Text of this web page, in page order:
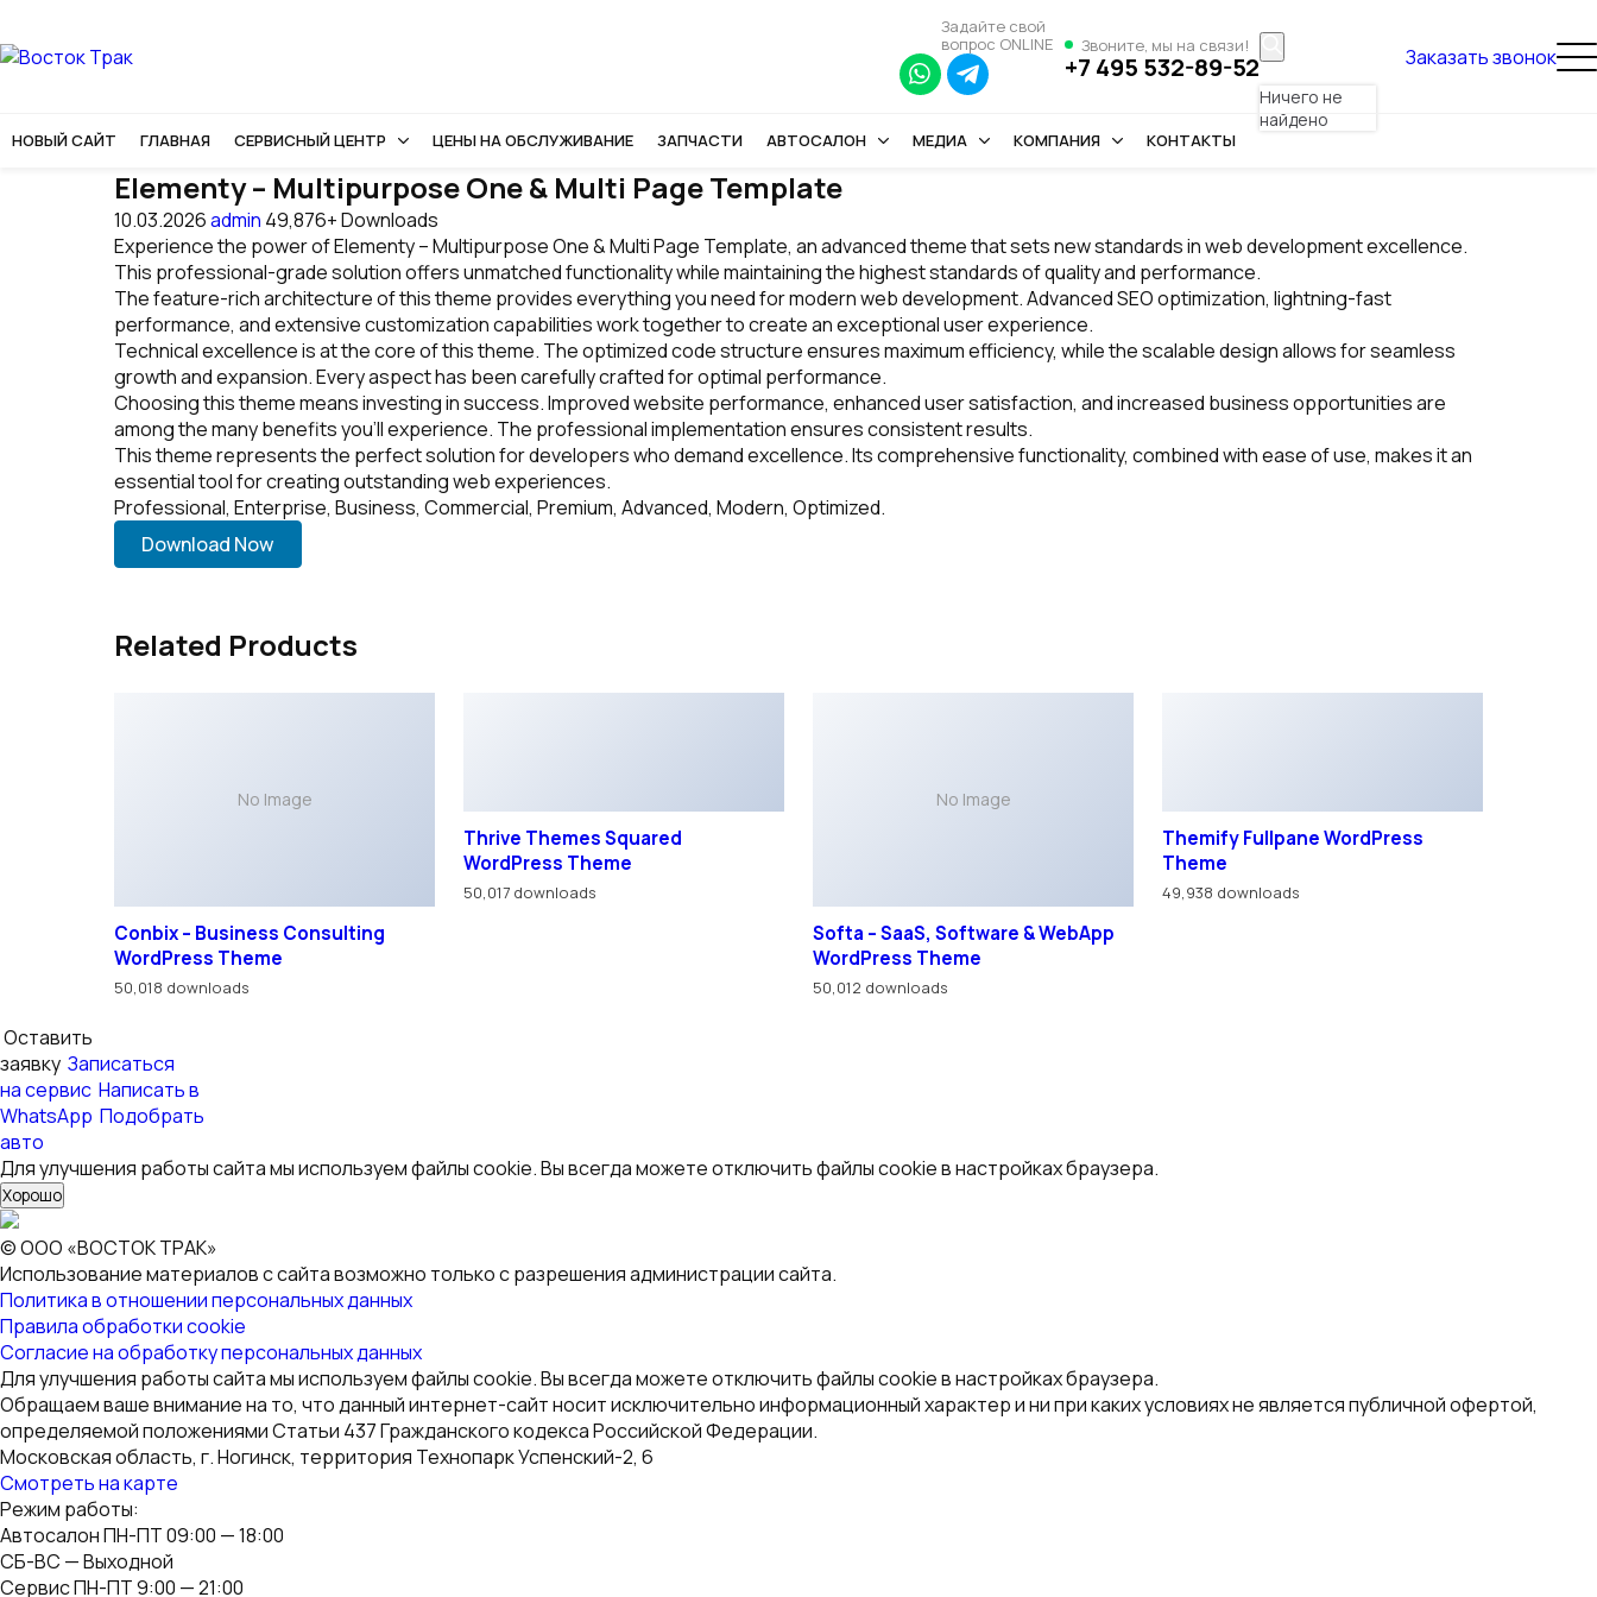
Задайте свой
вопрос ONLINE
Звоните, мы на связи!
+7 495 532-89-52
Ничего не
найдено
Заказать звонок
НОВЫЙ САЙТ ГЛАВНАЯ СЕРВИСНЫЙ ЦЕНТР ЦЕНЫ НА ОБСЛУЖИВАНИЕ ЗАПЧАСТИ АВТОСАЛОН МЕДИА КОМПАНИЯ КОНТАКТЫ
Elementy – Multipurpose One & Multi Page Template
10.03.2026admin 49,876+ Downloads
Experience the power of Elementy – Multipurpose One & Multi Page Template, an advanced theme that sets new standards in web development excellence.
This professional-grade solution offers unmatched functionality while maintaining the highest standards of quality and performance.
The feature-rich architecture of this theme provides everything you need for modern web development. Advanced SEO optimization, lightning-fast
performance, and extensive customization capabilities work together to create an exceptional user experience.
Technical excellence is at the core of this theme. The optimized code structure ensures maximum efficiency, while the scalable design allows for seamless
growth and expansion. Every aspect has been carefully crafted for optimal performance.
Choosing this theme means investing in success. Improved website performance, enhanced user satisfaction, and increased business opportunities are
among the many benefits you'll experience. The professional implementation ensures consistent results.
This theme represents the perfect solution for developers who demand excellence. Its comprehensive functionality, combined with ease of use, makes it an
essential tool for creating outstanding web experiences.
Professional, Enterprise, Business, Commercial, Premium, Advanced, Modern, Optimized.
Download Now
Related Products
No Image
Conbix – Business Consulting
WordPress Theme
50,018 downloads
No Image
Softa – SaaS, Software & WebApp
WordPress Theme
50,012 downloads
Оставить
заявку Записаться
на сервис Написать в
WhatsApp Подобрать
авто
Для улучшения работы сайта мы используем файлы cookie. Вы всегда можете отключить файлы cookie в настройках браузера.
Хорошо
© ООО «ВОСТОК ТРАК»
Использование материалов с сайта возможно только с разрешения администрации сайта.
Политика в отношении персональных данных
Правила обработки cookie
Согласие на обработку персональных данных
Для улучшения работы сайта мы используем файлы cookie. Вы всегда можете отключить файлы cookie в настройках браузера.
Обращаем ваше внимание на то, что данный интернет-сайт носит исключительно информационный характер и ни при каких условиях не является публичной офертой,
определяемой положениями Статьи 437 Гражданского кодекса Российской Федерации.
Московская область, г. Ногинск, территория Технопарк Успенский-2, 6
Смотреть на карте
Режим работы:
Автосалон ПН-ПТ 09:00 — 18:00
СБ-ВС — Выходной
Сервис ПН-ПТ 9:00 — 21:00